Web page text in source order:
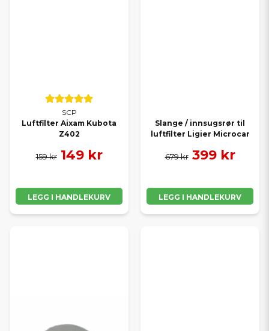
SCP
Luftfilter Aixam Kubota
Z402
159 kr 149 kr
LEGG I HANDLEKURV
Slange / innsugsrør til
luftfilter Ligier Microcar
679 kr 399 kr
LEGG I HANDLEKURV